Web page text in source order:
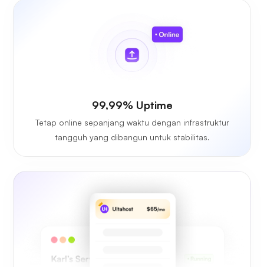
99,99% Uptime
Tetap online sepanjang waktu dengan infrastruktur
tangguh yang dibangun untuk stabilitas.